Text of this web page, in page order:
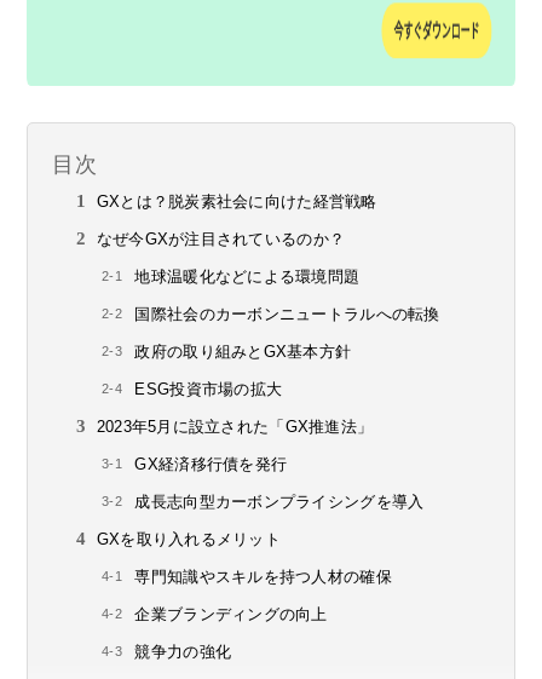
目次
GXとは？脱炭素社会に向けた経営戦略
なぜ今GXが注目されているのか？
地球温暖化などによる環境問題
国際社会のカーボンニュートラルへの転換
政府の取り組みとGX基本方針
ESG投資市場の拡大
2023年5月に設立された「GX推進法」
GX経済移行債を発行
成長志向型カーボンプライシングを導入
GXを取り入れるメリット
専門知識やスキルを持つ人材の確保
企業ブランディングの向上
競争力の強化